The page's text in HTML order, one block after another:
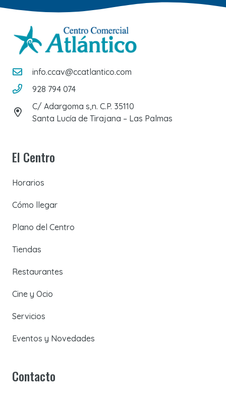
info.ccav@ccatlantico.com
928 794 074
C/ Adargoma s,n. C.P. 35110
Santa Lucía de Tirajana – Las Palmas
El Centro
Horarios
Cómo llegar
Plano del Centro
Tiendas
Restaurantes
Cine y Ocio
Servicios
Eventos y Novedades
Contacto